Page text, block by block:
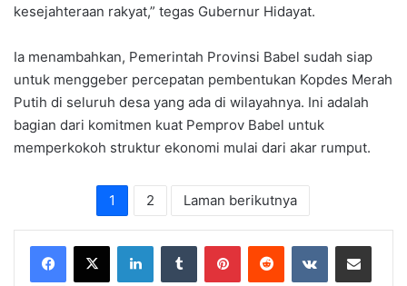
kesejahteraan rakyat,” tegas Gubernur Hidayat.
Ia menambahkan, Pemerintah Provinsi Babel sudah siap
untuk menggeber percepatan pembentukan Kopdes Merah
Putih di seluruh desa yang ada di wilayahnya. Ini adalah
bagian dari komitmen kuat Pemprov Babel untuk
memperkokoh struktur ekonomi mulai dari akar rumput.
1 2 Laman berikutnya
LinkedInTumblr PinterestReddit VKontakteShare via Email